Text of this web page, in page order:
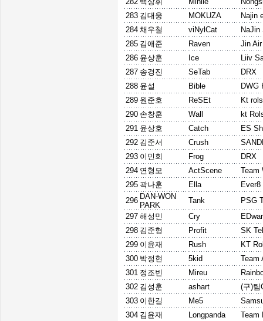
283 김대웅 MOKUZA
Najin
284 채우철 viNylCat
NaJin
285 김애준 Raven
Jin
286 윤상훈 Ice
Liiv
287 송경진 SeTab
DRX
288 윤설 Bible
DWG
289 원준호 ReSEt
Kt
290 손창훈 Wall
kt
291 윤상호 Catch
ES
292 김준서 Crush
293 이민회 Frog
DRX
294 연형모 ActScene
Team
295 곽나훈 Ella
Ever8
296 DAN-WON
PARK
Tank
PSG
297 해성민 Cry
298 김준형 Profit
SK
299 이윤재 Rush
KT
300 박정현 5kid
Team
301 정조빈 Mireu
302 김성훈 ashart
(구)팀
303 이한길 Me5
304 김윤재 Longpanda
Team